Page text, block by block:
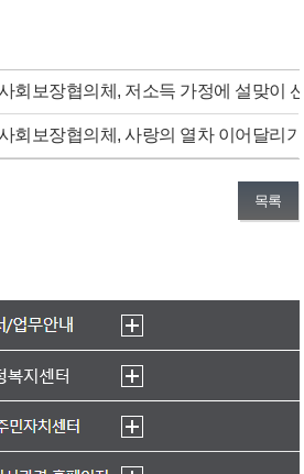
회보장협의체, 저소득 가정에 설맞이
회보장협의체, 사랑의 열차 이어달리
목록